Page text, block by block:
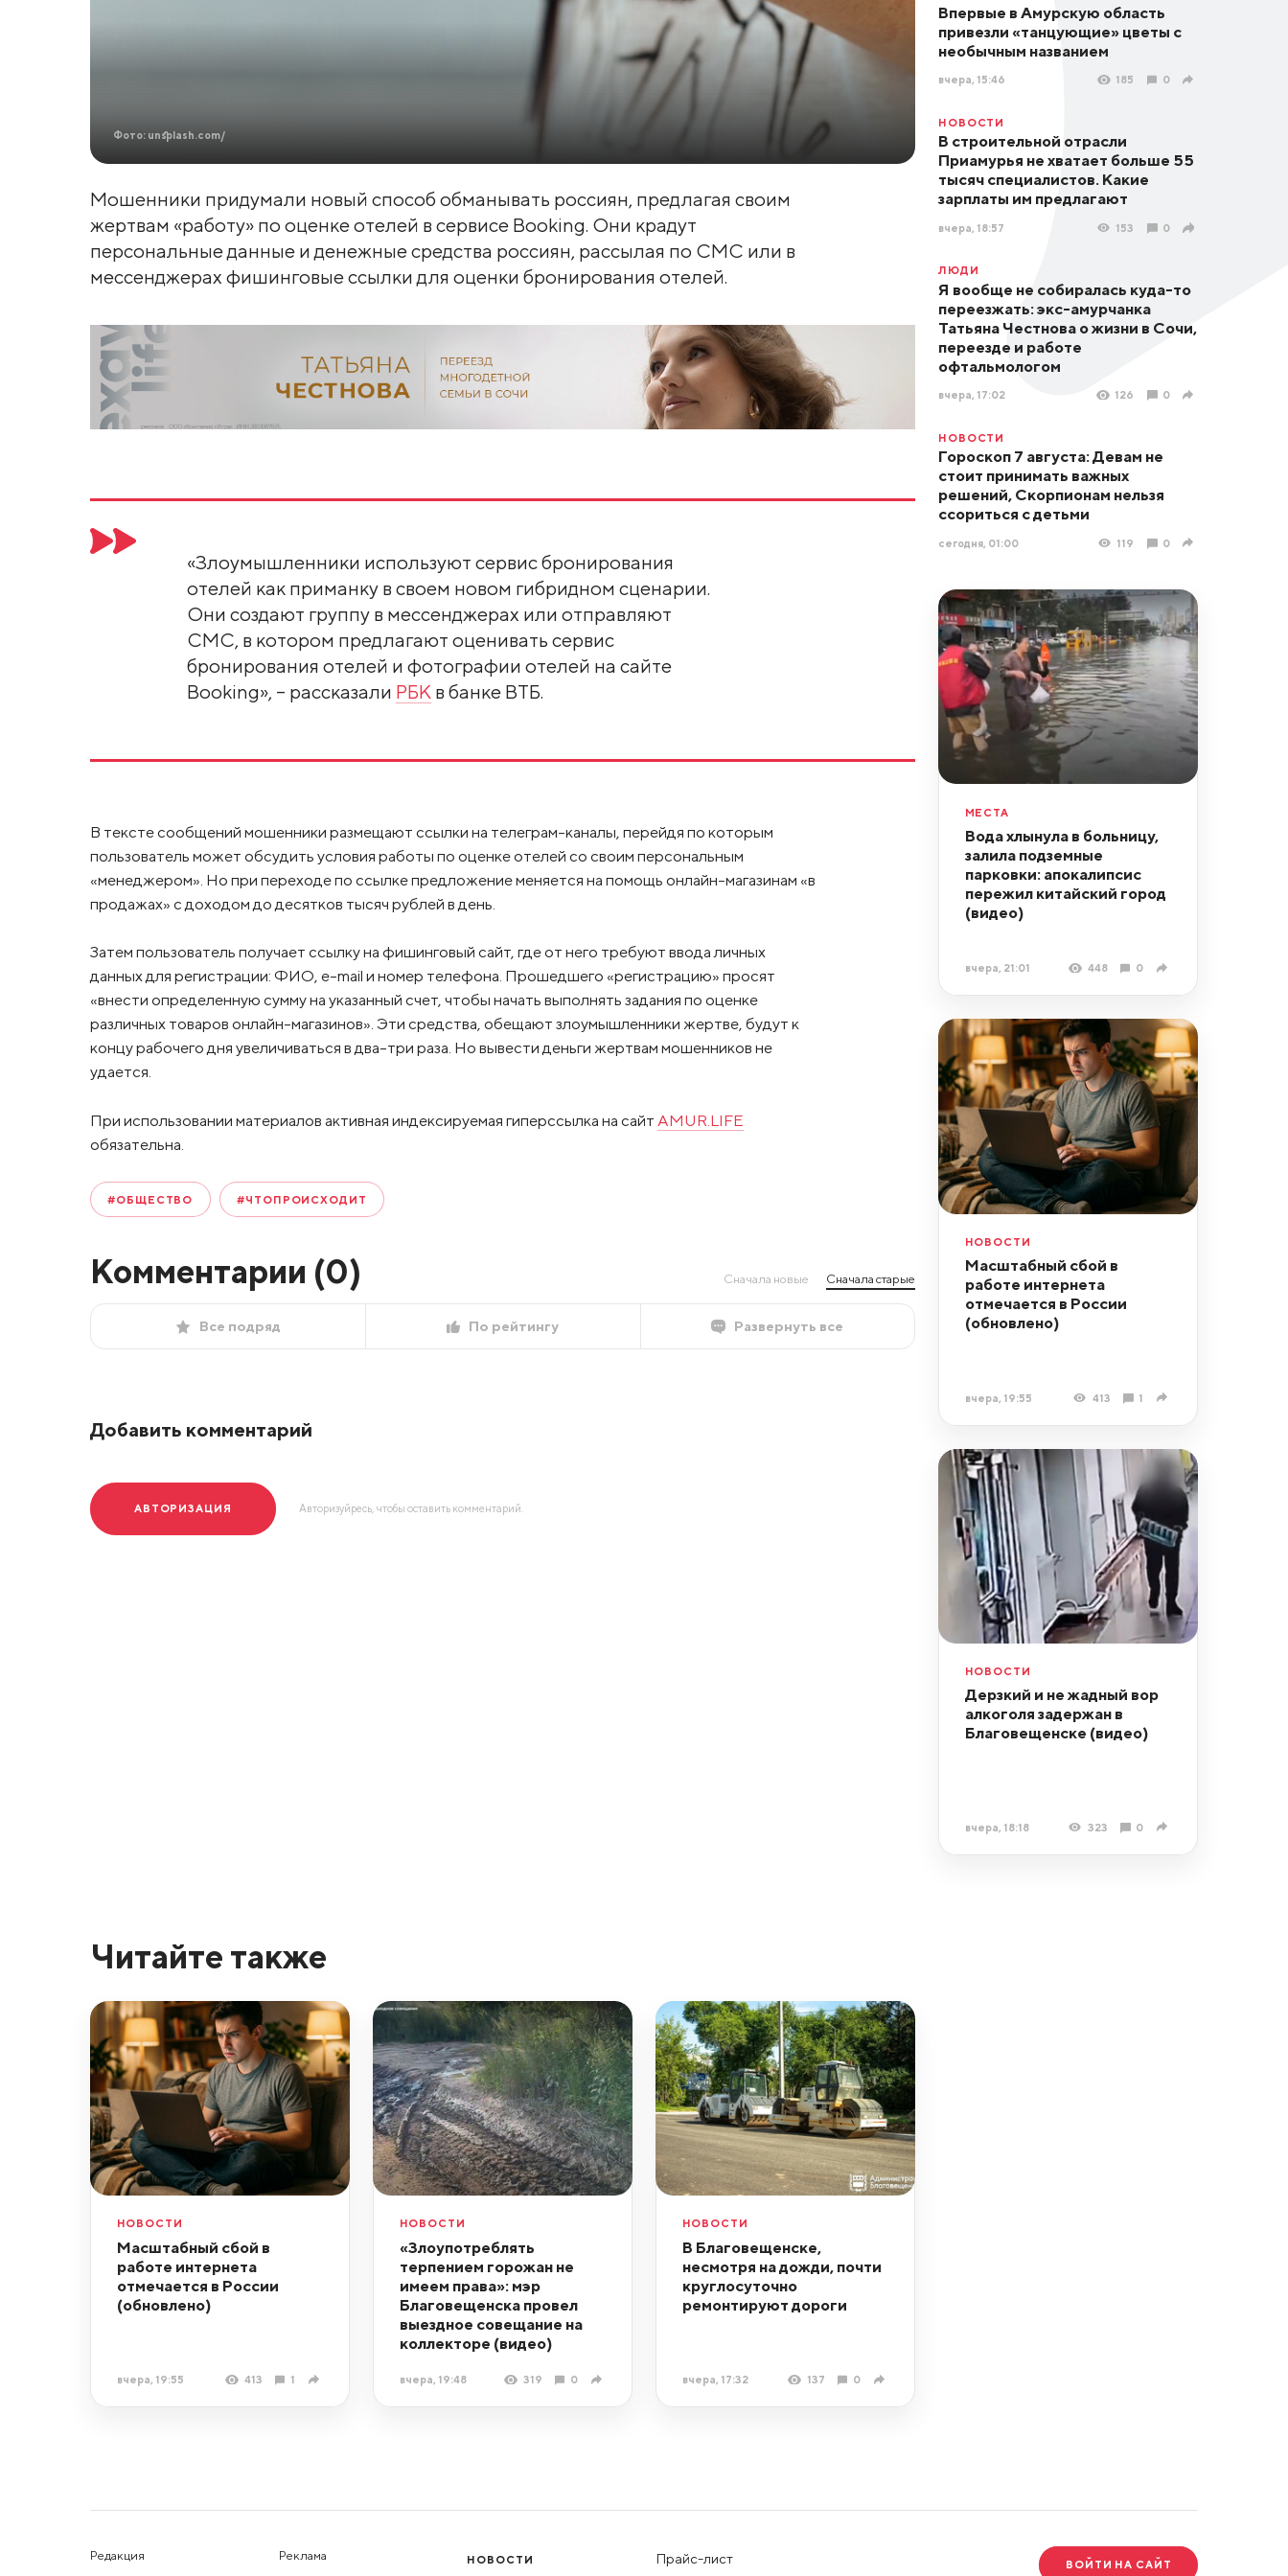
Фото: unsplash.com/
Мошенники придумали новый способ обманывать россиян, предлагая своим
жертвам «работу» по оценке отелей в сервисе Booking. Они крадут
персональные данные и денежные средства россиян, рассылая по СМС или в
мессенджерах фишинговые ссылки для оценки бронирования отелей.
«Злоумышленники используют сервис бронирования
отелей как приманку в своем новом гибридном сценарии.
Они создают группу в мессенджерах или отправляют
СМС, в котором предлагают оценивать сервис
бронирования отелей и фотографии отелей на сайте
Booking», – рассказали РБК в банке ВТБ.
В тексте сообщений мошенники размещают ссылки на телеграм-каналы, перейдя по которым
пользователь может обсудить условия работы по оценке отелей со своим персональным
«менеджером». Но при переходе по ссылке предложение меняется на помощь онлайн-магазинам «в
продажах» с доходом до десятков тысяч рублей в день.
Затем пользователь получает ссылку на фишинговый сайт, где от него требуют ввода личных
данных для регистрации: ФИО, e-mail и номер телефона. Прошедшего «регистрацию» просят
«внести определенную сумму на указанный счет, чтобы начать выполнять задания по оценке
различных товаров онлайн-магазинов». Эти средства, обещают злоумышленники жертве, будут к
концу рабочего дня увеличиваться в два-три раза. Но вывести деньги жертвам мошенников не
удается.
При использовании материалов активная индексируемая гиперссылка на сайт AMUR.LIFE
обязательна.
#ОБЩЕСТВО #ЧТОПРОИСХОДИТ
Комментарии (0) Сначала новые Сначала старые
Все подряд По рейтингу Развернуть все
Добавить комментарий
АВТОРИЗАЦИЯ Авторизуйресь, чтобы оставить комментарий.
Впервые в Амурскую область
привезли «танцующие» цветы с
необычным названием
вчера, 15:46 185 0
НОВОСТИ
В строительной отрасли
Приамурья не хватает больше 55
тысяч специалистов. Какие
зарплаты им предлагают
вчера, 18:57 153 0
ЛЮДИ
Я вообще не собиралась куда-то
переезжать: экс-амурчанка
Татьяна Честнова о жизни в Сочи,
переезде и работе
офтальмологом
вчера, 17:02 126 0
НОВОСТИ
Гороскоп 7 августа: Девам не
стоит принимать важных
решений, Скорпионам нельзя
ссориться с детьми
сегодня, 01:00 119 0
МЕСТА
Вода хлынула в больницу,
залила подземные
парковки: апокалипсис
пережил китайский город
(видео)
вчера, 21:01 448 0
НОВОСТИ
Масштабный сбой в
работе интернета
отмечается в России
(обновлено)
вчера, 19:55 413 1
НОВОСТИ
Дерзкий и не жадный вор
алкоголя задержан в
Благовещенске (видео)
вчера, 18:18 323 0
Читайте также
НОВОСТИ
Масштабный сбой в
работе интернета
отмечается в России
(обновлено)
вчера, 19:55 413 1
НОВОСТИ
«Злоупотреблять
терпением горожан не
имеем права»: мэр
Благовещенска провел
выездное совещание на
коллекторе (видео)
вчера, 19:48 319 0
НОВОСТИ
В Благовещенске,
несмотря на дожди, почти
круглосуточно
ремонтируют дороги
вчера, 17:32 137 0
Редакция Реклама НОВОСТИ Прайс-лист ВОЙТИ НА САЙТ